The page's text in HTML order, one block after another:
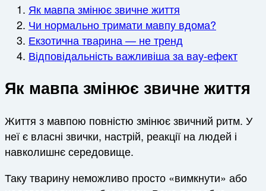
Як мавпа змінює звичне життя
Чи нормально тримати мавпу вдома?
Екзотична тварина — не тренд
Відповідальність важливіша за вау-ефект
Як мавпа змінює звичне життя
Життя з мавпою повністю змінює звичний ритм. У
неї є власні звички, настрій, реакції на людей і
навколишнє середовище.
Таку тварину неможливо просто «вимкнути» або